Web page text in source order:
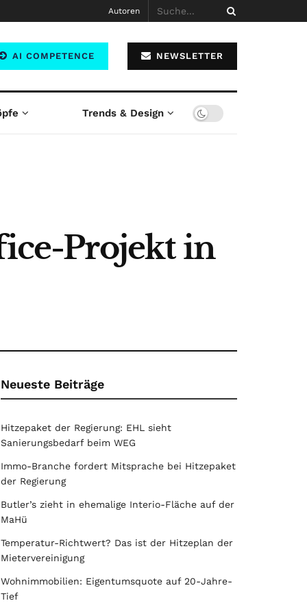
Autoren
AI COMPETENCE NEWSLETTER
Trends & Design
Projekt in
Neueste Beiträge
Hitzepaket der Regierung: EHL sieht
Sanierungsbedarf beim WEG
Immo-Branche fordert Mitsprache bei Hitzepaket
der Regierung
Butler’s zieht in ehemalige Interio-Fläche auf der
MaHü
Temperatur-Richtwert? Das ist der Hitzeplan der
Mietervereinigung
Wohnimmobilien: Eigentumsquote auf 20-Jahre-
Tief